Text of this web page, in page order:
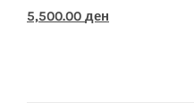
Original
5,500.00 ден